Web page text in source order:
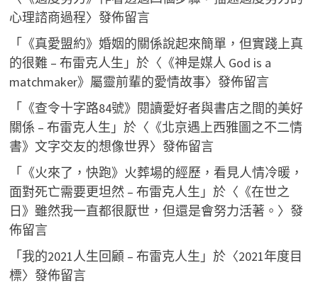
心理諮商過程〉發佈留言
「 《真愛盟約》婚姻的關係說起來簡單，但實踐上真
的很難 – 布雷克人生 」於〈 《神是媒人 God is a
matchmaker》屬靈前輩的愛情故事〉發佈留言
「 《查令十字路84號》閱讀愛好者與書店之間的美好
關係 – 布雷克人生 」於〈 《北京遇上西雅圖之不二情
書》文字交友的想像世界〉發佈留言
「 《火來了，快跑》火葬場的經歷，看見人情冷暖，
面對死亡需要更坦然 – 布雷克人生 」於〈 《在世之
日》雖然我一直都很厭世，但還是會努力活著。 〉發
佈留言
「我的2021人生回顧 – 布雷克人生 」於〈2021年度目
標〉發佈留言